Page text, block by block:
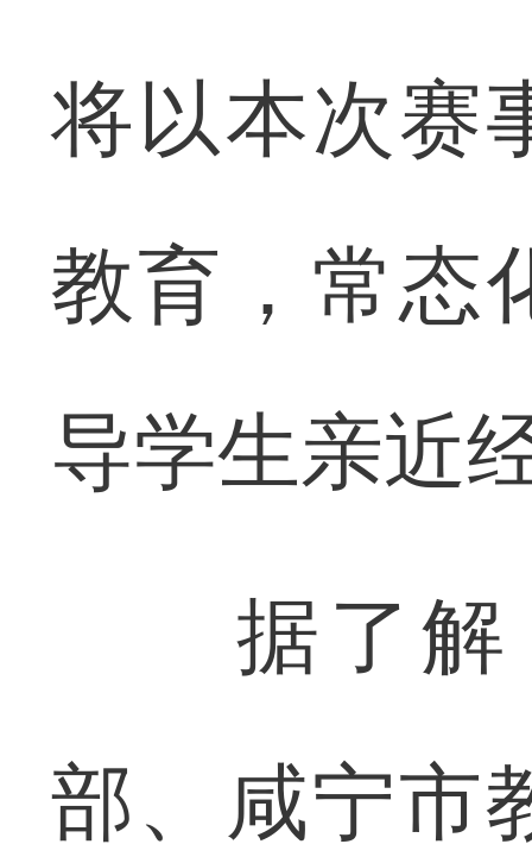
将以本次赛
教育，常态
导学生亲近
据了解，
部、咸宁市